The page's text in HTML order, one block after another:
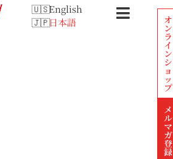
English
日本語
オ
ン
ラ
イ
ン
シ
ョ
ッ
プ
メ
ル
マ
ガ
登
録